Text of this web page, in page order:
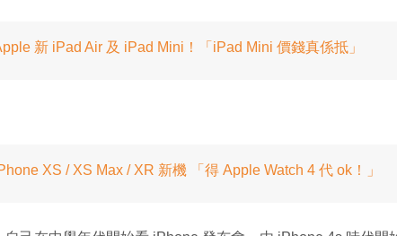
新 iPad Air 及 iPad Mini！「iPad Mini 價錢真係抵」
XS / XS Max / XR 新機 「得 Apple Watch 4 代 ok！」